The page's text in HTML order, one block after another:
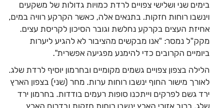
בימים שני ושלישי צפויים לרדת כמויות גדולות של משקעים
וינשבו רוחות חזקות. בתנאים אלה, כאשר הקרקע רוויה במים,
אחיזת העצים בקרקע נחלשת וגובר הסיכון לקריסת עצים.
מקק"ל נמסר: "אנו מבקשים מהציבור לא להגיע ליערות
ביומיים הקרובים כדי להימנע מפגיעה אפשרית".
הלילה בצפון צפויים גשמים מקומיים ובחרמון יוסיף לרדת שלג.
לאורך מישור החוף ינשבו רוחות ערות. מחר (שני) בצפון הארץ
ירד גשם לפרקים וייתכנו סופות רעמים בודדות. בחרמון ירד
שלג. ברוב אזורי הארץ ינשבו רוחות חזקות ובדרום הארץ